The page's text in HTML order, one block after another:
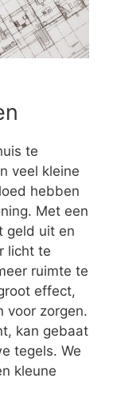
te
veel kleine
hebben
Met een
geld uit en
licht te
ruimte te
effect,
voor zorgen.
kan gebaat
tegels. We
kleune